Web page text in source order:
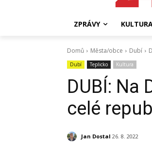
ZPRÁVY
Domů Města/obce Dubí
Dubí Teplicko Kultura
DUBÍ: Na
celé
Jan Dostal 26. 8. 2022